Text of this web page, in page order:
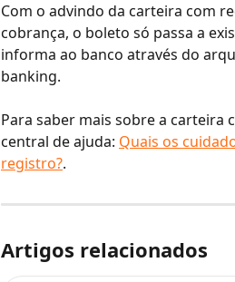
Com o advindo da carteira com
cobrança, o boleto só passa a
informa ao banco através do
banking.
Para saber mais sobre a carteira
central de ajuda: Quais os
registro?.
Artigos relacionados